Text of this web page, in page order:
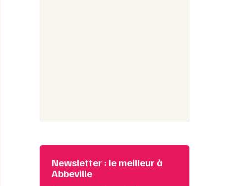
Newsletter : le meilleur à
Abbeville